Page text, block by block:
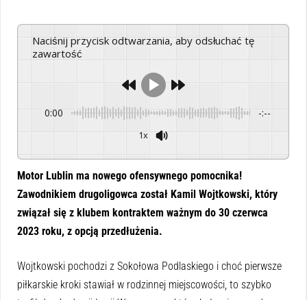
Naciśnij przycisk odtwarzania, aby odsłuchać tę
zawartość
0:00 -:--
1x
Motor Lublin ma nowego ofensywnego pomocnika!
Zawodnikiem drugoligowca został Kamil Wojtkowski, który
związał się z klubem kontraktem ważnym do 30 czerwca
2023 roku, z opcją przedłużenia.
Wojtkowski pochodzi z Sokołowa Podlaskiego i choć pierwsze
piłkarskie kroki stawiał w rodzinnej miejscowości, to szybko